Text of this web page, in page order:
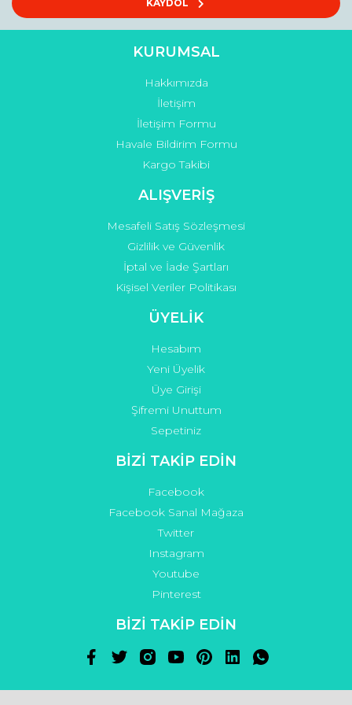
Ürün fiyatı diğer sitelerden daha pahalı.
Gönder
KAYDOL
KURUMSAL
Hakkımızda
İletişim
İletişim Formu
Havale Bildirim Formu
Kargo Takibi
ALIŞVERİŞ
Mesafeli Satış Sözleşmesi
Gizlilik ve Güvenlik
İptal ve İade Şartları
Kişisel Veriler Politikası
ÜYELİK
Hesabım
Yeni Üyelik
Üye Girişi
Şifremi Unuttum
Sepetiniz
BİZİ TAKİP EDİN
Facebook
Facebook Sanal Mağaza
Twitter
Instagram
Youtube
Pinterest
BİZİ TAKİP EDİN